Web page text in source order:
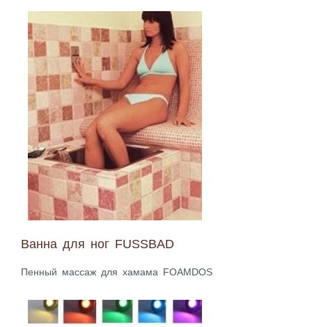
Ванна для ног FUSSBAD
Пенный массаж для хамама FOAMDOS